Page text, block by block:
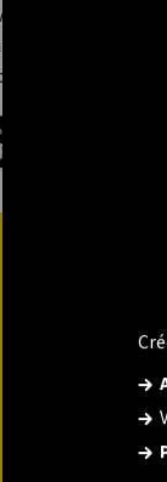
aventures,
avec vos amis
Relive pour